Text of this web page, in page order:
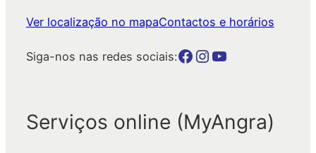
Ver localização no mapaContactos e horários
Siga-nos nas redes sociais:Botão para a página da autarquia no Facebook Botão para a página da autarquia no Instagram Botão para a página da autarquia no Youtube
Serviços online (MyAngra)